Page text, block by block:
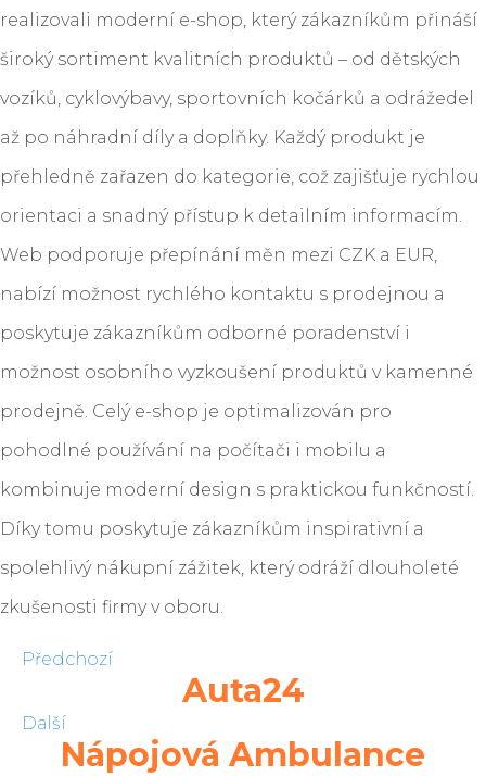
realizovali moderní e-shop, který zákazníkům přináší
široký sortiment kvalitních produktů – od dětských
vozíků, cyklovýbavy, sportovních kočárků a odrážedel
až po náhradní díly a doplňky. Každý produkt je
přehledně zařazen do kategorie, což zajišťuje rychlou
orientaci a snadný přístup k detailním informacím.
Web podporuje přepínání měn mezi CZK a EUR,
nabízí možnost rychlého kontaktu s prodejnou a
poskytuje zákazníkům odborné poradenství i
možnost osobního vyzkoušení produktů v kamenné
prodejně. Celý e-shop je optimalizován pro
pohodlné používání na počítači i mobilu a
kombinuje moderní design s praktickou funkčností.
Díky tomu poskytuje zákazníkům inspirativní a
spolehlivý nákupní zážitek, který odráží dlouholeté
zkušenosti firmy v oboru.
Předchozí
Auta24
Další
Nápojová Ambulance